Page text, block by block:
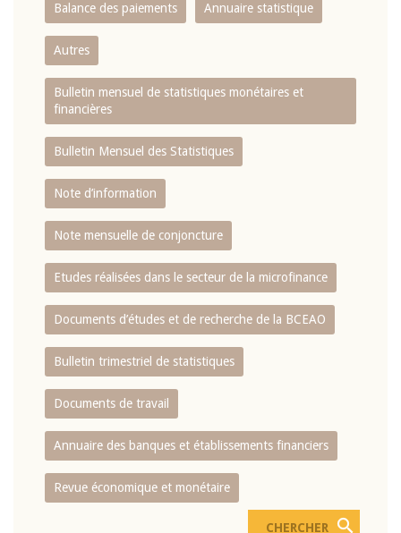
Balance des paiements Annuaire statistique
Autres
Bulletin mensuel de statistiques monétaires et
financières
Bulletin Mensuel des Statistiques
Note d’information
Note mensuelle de conjoncture
Etudes réalisées dans le secteur de la microfinance
Documents d’études et de recherche de la BCEAO
Bulletin trimestriel de statistiques
Documents de travail
Annuaire des banques et établissements financiers
Revue économique et monétaire